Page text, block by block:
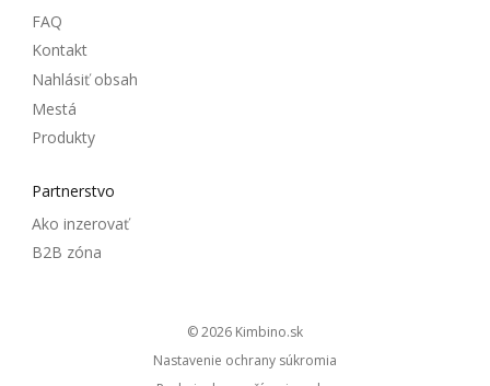
FAQ
Kontakt
Nahlásiť obsah
Mestá
Produkty
Partnerstvo
Ako inzerovať
B2B zóna
© 2026
kimbino.sk
Nastavenie ochrany súkromia